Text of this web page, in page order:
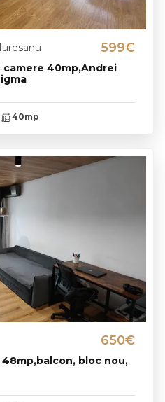
40mp,Andrei
599€
40mp
bloc nou,
650€